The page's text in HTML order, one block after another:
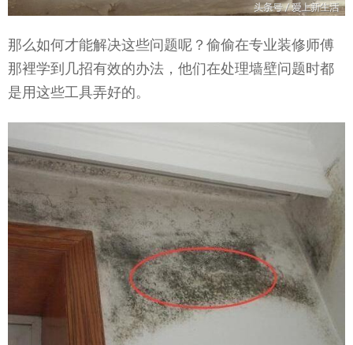
那么如何才能解决这些问题呢？偷偷在专业装修师傅
那裡学到几招有效的办法，他们在处理墙壁问题时都
是用这些工具弄好的。